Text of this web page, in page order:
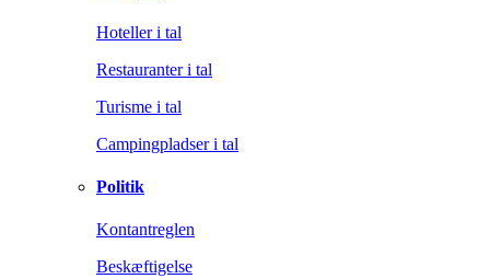
Hoteller i tal
Restauranter i tal
Turisme i tal
Campingpladser i tal
Politik
Kontantreglen
Beskæftigelse